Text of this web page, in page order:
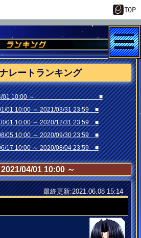
レートランキング
04/01 10:00 ～ ■
01 10:00 ～ 2021/03/31 23:59 ■
01 10:00 ～ 2020/12/31 23:59 ■
05 10:00 ～ 2020/09/30 23:59 ■
17 10:00 ～ 2020/08/04 23:59 ■
04/01 10:00 ～
最終更新:2021.06.08 15:14